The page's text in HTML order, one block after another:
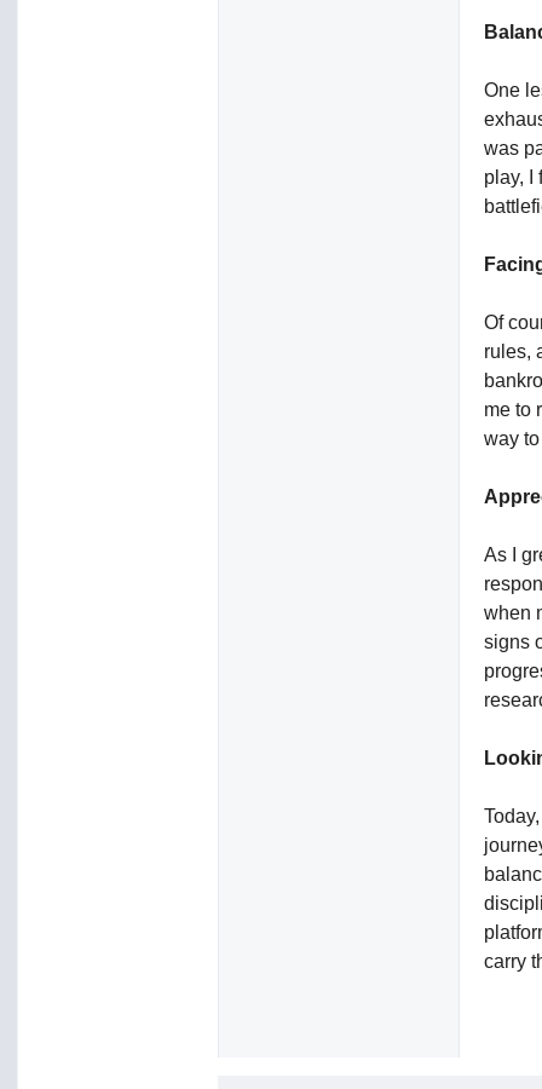
One
was
play, I
Of
rules,
me to
way
As I
when
signs
carry